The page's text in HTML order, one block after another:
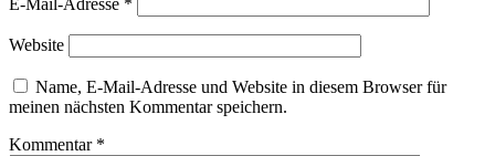
E-Mail-Adresse *
Website
Name, E-Mail-Adresse und Website in diesem Browser für
meinen nächsten Kommentar speichern.
Kommentar *